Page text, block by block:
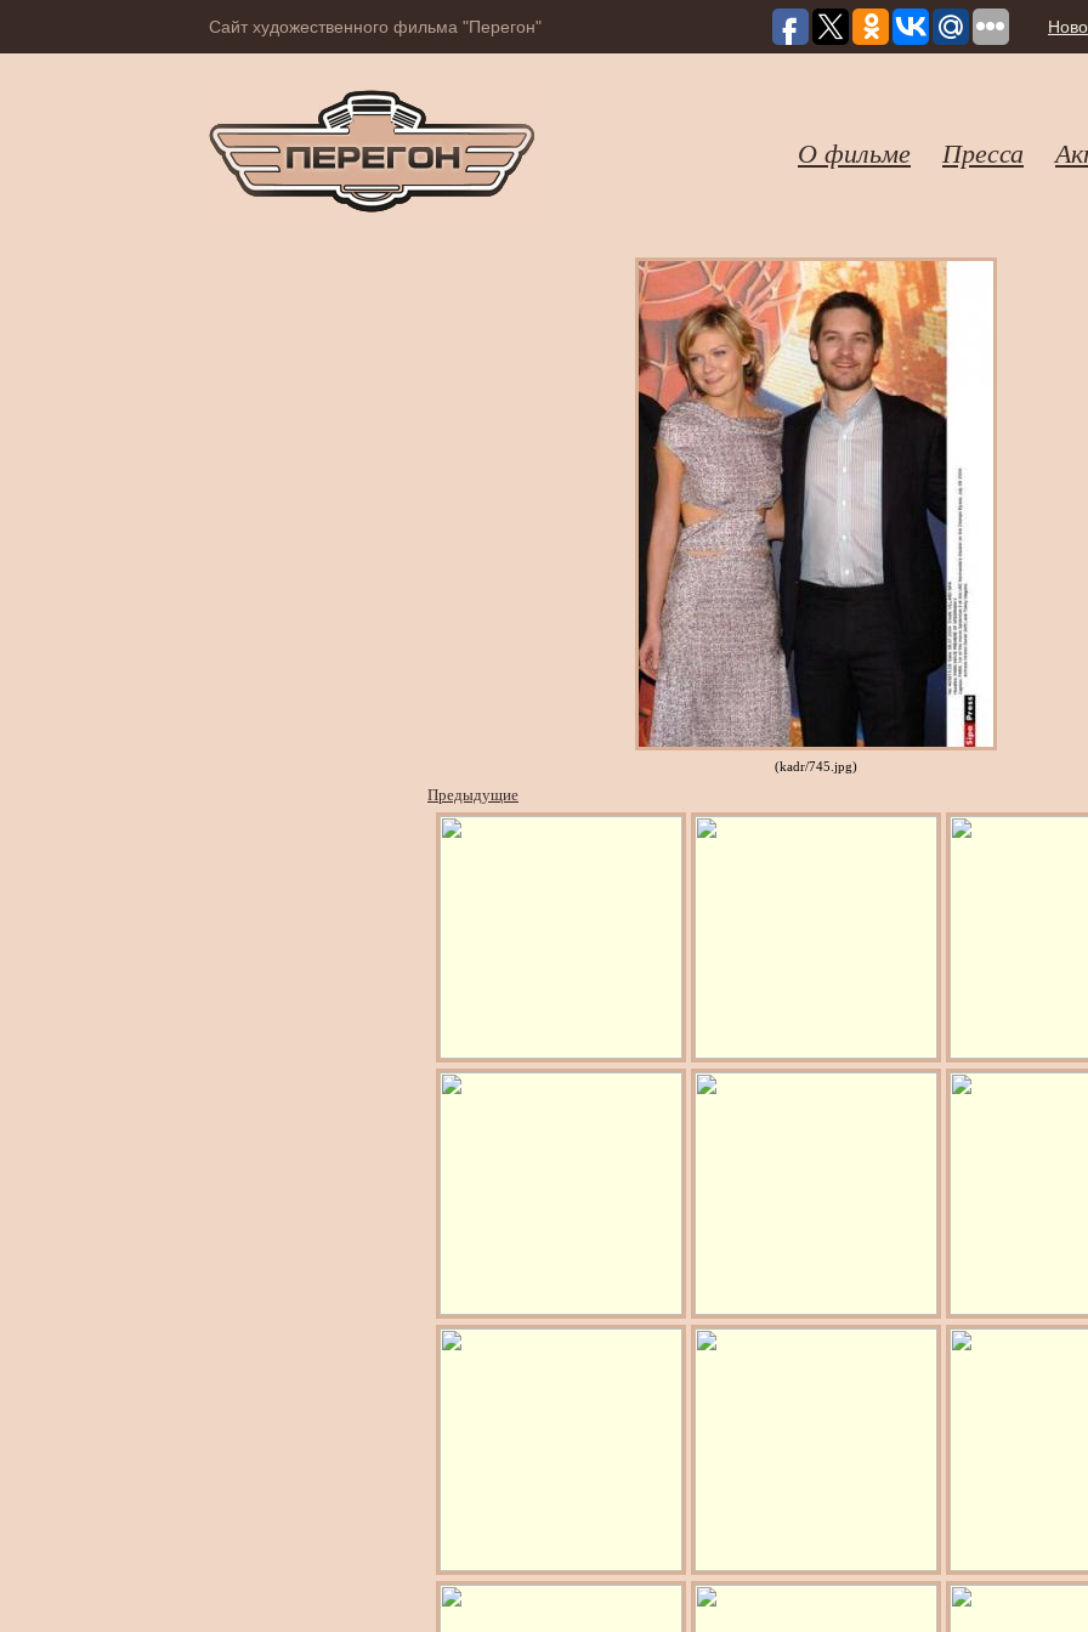
Сайт художественного фильма "Перегон"
О фильме Пресса
(kadr/745.jpg)
Предыдущие